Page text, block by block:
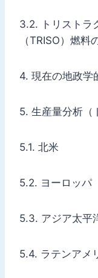
3.2. トリストラ
（TRISO）燃
4. 現在の地政学
5. 生産量分析（
5.1. 北米
5.2. ヨーロッパ
5.3. アジア太平
5.4. ラテンアメ